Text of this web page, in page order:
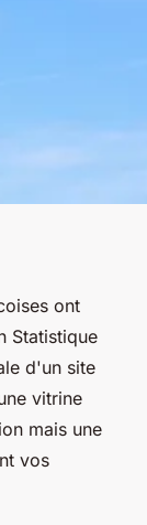
à
votre
ont
Statistique
d'un site
vitrine
mais une
vos